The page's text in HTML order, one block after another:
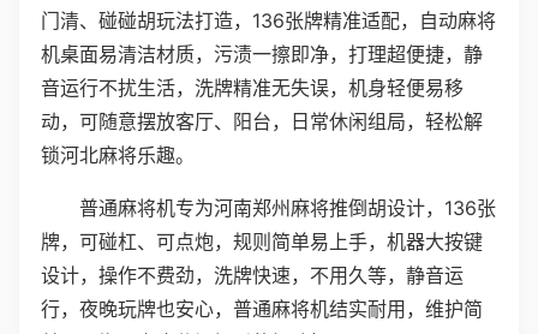
门清、碰碰胡玩法打造，136张牌精准适配，自动麻将
机桌面易清洁材质，污渍一擦即净，打理超便捷，静
音运行不扰生活，洗牌精准无失误，机身轻便易移
动，可随意摆放客厅、阳台，日常休闲组局，轻松解
锁河北麻将乐趣。
普通麻将机专为河南郑州麻将推倒胡设计，136张
牌，可碰杠、可点炮，规则简单易上手，机器大按键
设计，操作不费劲，洗牌快速，不用久等，静音运
行，夜晚玩牌也安心，普通麻将机结实耐用，维护简